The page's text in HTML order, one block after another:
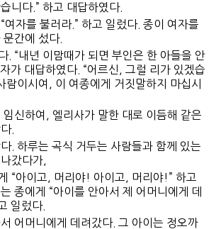
니다.” 하고 대답하였다.
여자를 불러라.” 하고 일렀다. 종이 여자를
간에 섰다.
. “내년 이맘때가 되면 부인은 한 아들을 안
가 대답하였다. “어르신, 그럴 리가 있겠습
람이시여, 이 여종에게 거짓말하지 마십시
임신하여, 엘리사가 말한 대로 이듬해 같은
.
. 하루는 곡식 거두는 사람들과 함께 있는
갔다가,
“아이고, 머리야! 아이고, 머리야!” 하고
종에게 “아이를 안아서 제 어머니에게 데
일렀다.
어머니에게 데려갔다. 그 아이는 정오까